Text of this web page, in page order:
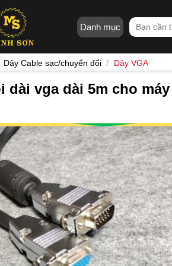
Danh mục
Tìm
kiếm:
Dây Cable sạc/chuyển đổi / Dây VGA
dài vga dài 5m cho